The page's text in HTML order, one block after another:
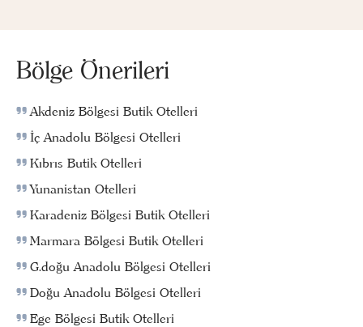
Bölge Önerileri
Akdeniz Bölgesi Butik Otelleri
İç Anadolu Bölgesi Otelleri
Kıbrıs Butik Otelleri
Yunanistan Otelleri
Karadeniz Bölgesi Butik Otelleri
Marmara Bölgesi Butik Otelleri
G.doğu Anadolu Bölgesi Otelleri
Doğu Anadolu Bölgesi Otelleri
Ege Bölgesi Butik Otelleri